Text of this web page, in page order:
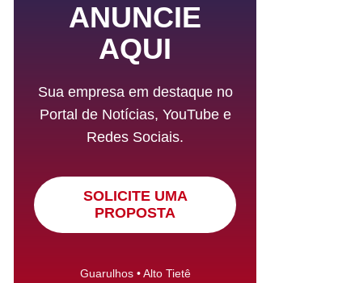
ANUNCIE
AQUI
Sua empresa em destaque no
Portal de Notícias, YouTube e
Redes Sociais.
SOLICITE UMA
PROPOSTA
Guarulhos • Alto Tietê